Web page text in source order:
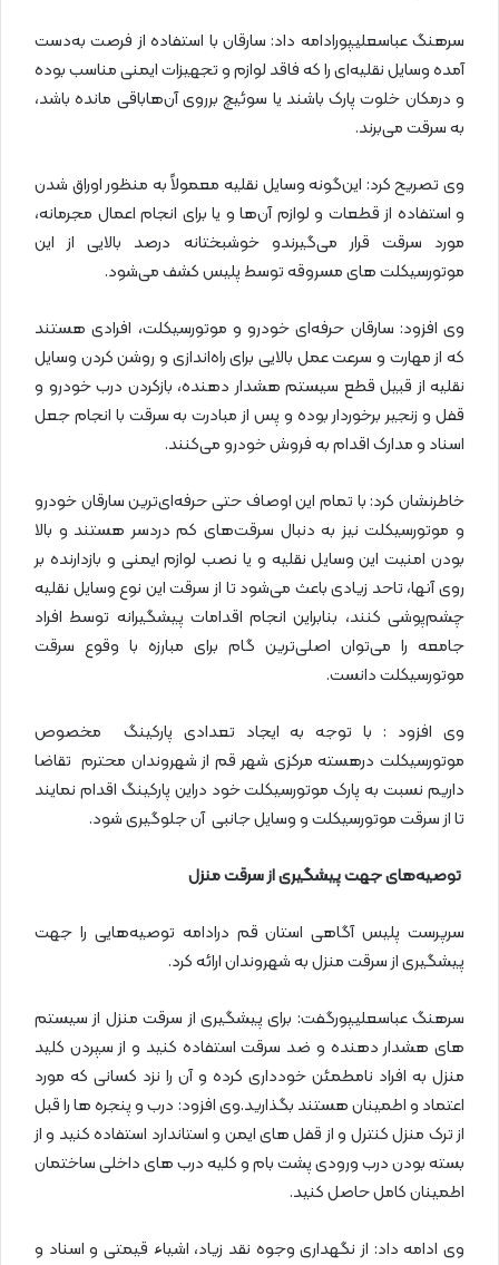
سرهنگ عباسعلیپورادامه داد: سارقان با استفاده از فرصت به‌دست
آمده وسایل نقلیه‌ای را که فاقد لوازم و تجهیزات ایمنی مناسب بوده
و درمکان خلوت پارک باشند یا سوئیچ برروی آن‌هاباقی مانده باشد،
به سرقت می‌برند.
وی تصریح کرد: این‌گونه وسایل نقلیه معمولاً به منظور اوراق شدن
و استفاده از قطعات و لوازم آن‌ها و یا برای انجام اعمال مجرمانه،
مورد سرقت قرار می‌گیرندو خوشبختانه درصد بالایی از این
موتورسیکلت های مسروقه توسط پلیس کشف می‌شود.
وی افزود: سارقان حرفه‌ای خودرو و موتورسیکلت، افرادی هستند
که از مهارت و سرعت عمل بالایی برای راه‌اندازی و روشن کردن وسایل
نقلیه از قبیل قطع سیستم هشدار دهنده، بازکردن درب خودرو و
قفل و زنجیر برخوردار بوده و پس از مبادرت به سرقت با انجام جعل
اسناد و مدارک اقدام به فروش خودرو می‌کنند.
خاطرنشان کرد: با تمام این اوصاف حتی حرفه‌ای‌ترین سارقان خودرو
و موتورسیکلت نیز به دنبال سرقت‌های کم دردسر هستند و بالا
بودن امنیت این وسایل نقلیه و یا نصب لوازم ایمنی و بازدارنده بر
روی آنها، تاحد زیادی باعث می‌شود تا از سرقت این نوع وسایل نقلیه
چشم‌پوشی کنند، بنابراین انجام اقدامات پیشگیرانه توسط افراد
جامعه را می‌توان اصلی‌ترین گام برای مبارزه با وقوع سرقت
موتورسیکلت دانست.
وی افزود : با توجه به ایجاد تعدادی پارکینگ مخصوص
موتورسیکلت درهسته مرکزی شهر قم از شهروندان محترم تقاضا
داریم نسبت به پارک موتورسیکلت خود دراین پارکینگ اقدام نمایند
تا از سرقت موتورسیکلت و وسایل جانبی آن جلوگیری شود.
توصیه‌های جهت پیشگیری از سرقت منزل
سرپرست پلیس آگاهی استان قم درادامه توصیه‌هایی را جهت
پیشگیری از سرقت منزل به شهروندان ارائه کرد.
سرهنگ عباسعلیپورگفت: برای پیشگیری از سرقت منزل از سیستم
های هشدار دهنده و ضد سرقت استفاده کنید و از سپردن کلید
منزل به افراد نامطمئن خودداری کرده و آن را نزد کسانی که مورد
اعتماد و اطمینان هستند بگذارید.وی افزود: درب و پنجره ها را قبل
از ترک منزل کنترل و از قفل های ایمن و استاندارد استفاده کنید و از
بسته بودن درب ورودی پشت بام و کلیه درب های داخلی ساختمان
اطمینان کامل حاصل کنید.
وی ادامه داد:‌ از نگهداری وجوه نقد زیاد، اشیاء قیمتی و اسناد و